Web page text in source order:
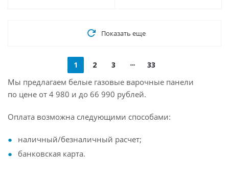
Показать еще
1 2 3 33
Мы предлагаем белые газовые варочные панели
по цене от 4 980 и до 66 990 рублей.
Оплата возможна следующими способами:
наличный/безналичный расчет;
банковская карта.